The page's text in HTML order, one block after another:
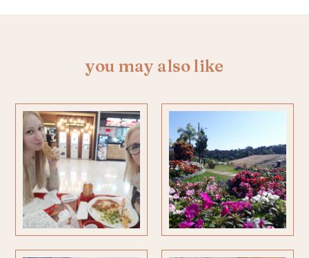
you may also like